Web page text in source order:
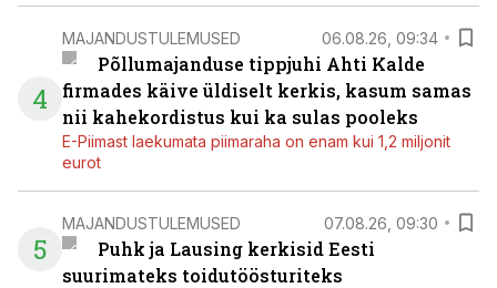
4
MAJANDUSTULEMUSED 06.08.26, 09:34
Põllumajanduse tippjuhi Ahti Kalde
firmades käive üldiselt kerkis, kasum samas
nii kahekordistus kui ka sulas pooleks
E-Piimast laekumata piimaraha on enam kui 1,2 miljonit
eurot
5
MAJANDUSTULEMUSED 07.08.26, 09:30
Puhk ja Lausing kerkisid Eesti
suurimateks toidutöösturiteks